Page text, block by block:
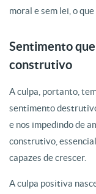
moral e sem lei, o
Sentimento
construtivo
A culpa, portanto,
sentimento
e nos impedindo de
construtivo,
capazes de crescer.
A culpa positiva